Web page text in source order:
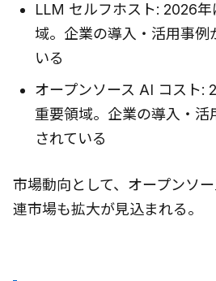
LLM セルフホスト: 2026
域。企業の導入・活用事例
いる
オープンソース AI コスト:
重要領域。企業の導入・活
されている
市場動向として、オープンソ
連市場も拡大が見込まれる。